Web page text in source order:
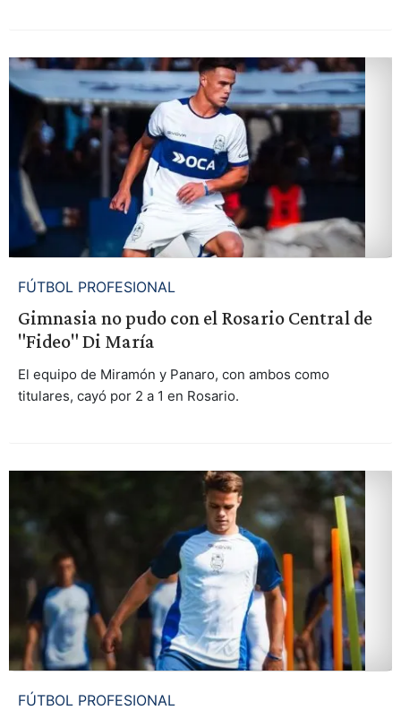
FÚTBOL PROFESIONAL
Gimnasia no pudo con el Rosario Central de
"Fideo" Di María
El equipo de Miramón y Panaro, con ambos como
titulares, cayó por 2 a 1 en Rosario.
FÚTBOL PROFESIONAL